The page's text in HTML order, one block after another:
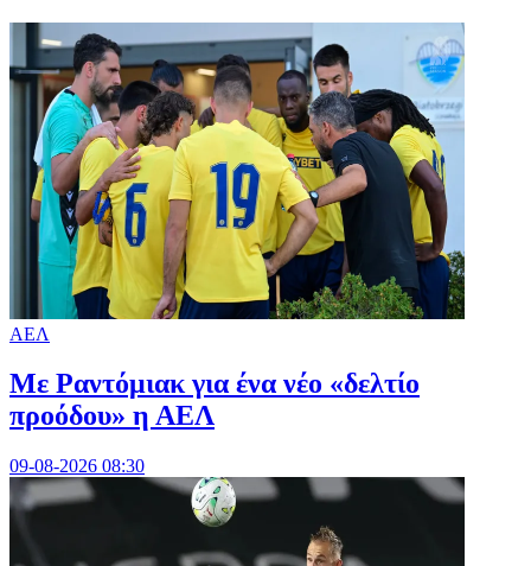
ΑΕΛ
Με Ραντόμιακ για ένα νέο «δελτίο
προόδου» η ΑΕΛ
09-08-2026 08:30